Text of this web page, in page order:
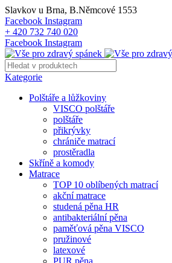
Slavkov u Brna, B.Němcové 1553
Facebook Instagram
+ 420 732 740 020
Facebook Instagram
Kategorie
Polštáře a lůžkoviny
VISCO polštáře
polštáře
přikrývky
chrániče matrací
prostěradla
Skříně a komody
Matrace
TOP 10 oblíbených matrací
akční matrace
studená pěna HR
antibakteriální pěna
paměťová pěna VISCO
pružinové
latexové
PUR pěna